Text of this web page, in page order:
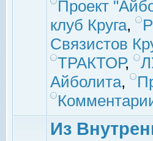
Проект
клуб Круга,
Связистов
ТРАКТОР,
Айболита,
Из